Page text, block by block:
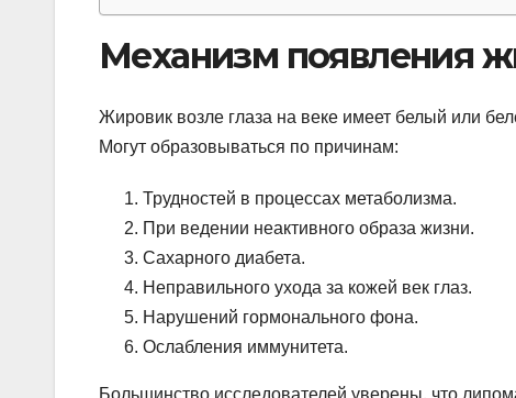
Механизм появления
Жировик возле глаза на веке имеет белый или
Могут образовываться по причинам:
Трудностей в процессах метаболизма.
При ведении неактивного образа жизни.
Сахарного диабета.
Неправильного ухода за кожей век глаз.
Нарушений гормонального фона.
Ослабления иммунитета.
Большинство исследователей уверены, что